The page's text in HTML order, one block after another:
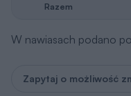
Razem
W nawiasach podano
Zapytaj o możliwość